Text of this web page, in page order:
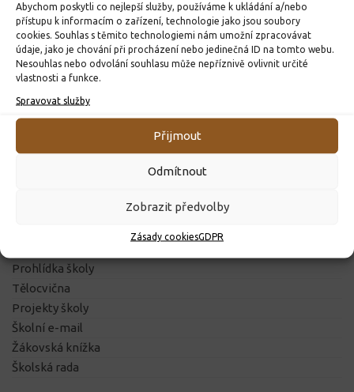
Abychom poskytli co nejlepší služby, používáme k ukládání a/nebo
přístupu k informacím o zařízení, technologie jako jsou soubory
cookies. Souhlas s těmito technologiemi nám umožní zpracovávat
údaje, jako je chování při procházení nebo jedinečná ID na tomto webu.
Nesouhlas nebo odvolání souhlasu může nepříznivě ovlivnit určité
vlastnosti a funkce.
Spravovat služby
Přijmout
Odmítnout
Zobrazit předvolby
Zásady cookiesGDPR
Přijatí žáci do 1. třídy
25. 4. 2024
Exkurze do Hvězdárny a
planetária v Hradci Králové
18. 1. 2023
ZÁKLADNÍ INFORMACE
Prohlídka školy
Tělocvična
Projekty školy
Školní e-mail
Žákovská knížka
Školská rada